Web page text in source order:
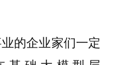
的企业家们一定